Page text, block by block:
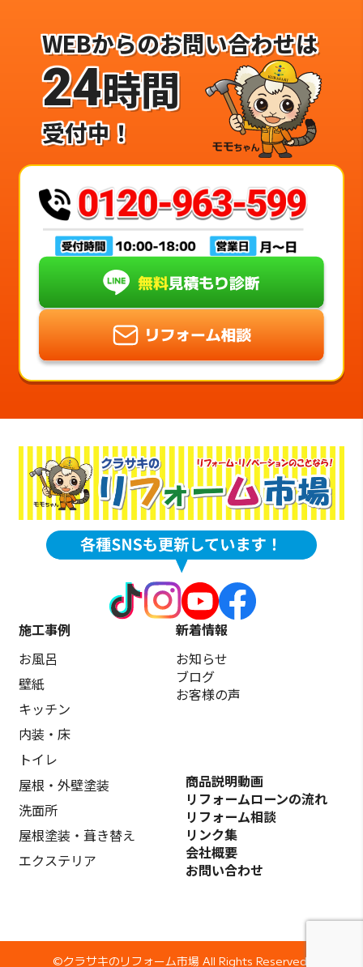
WEBからのお問い合わせは
24時間
受付中！
施工事例
お風呂
壁紙
キッチン
内装・床
トイレ
屋根・外壁塗装
洗面所
屋根塗装・葺き替え
エクステリア
新着情報
お知らせ
ブログ
お客様の声
商品説明動画
リフォームローンの流れ
リフォーム相談
リンク集
会社概要
お問い合わせ
©️クラサキのリフォーム市場 All Rights Reserved.